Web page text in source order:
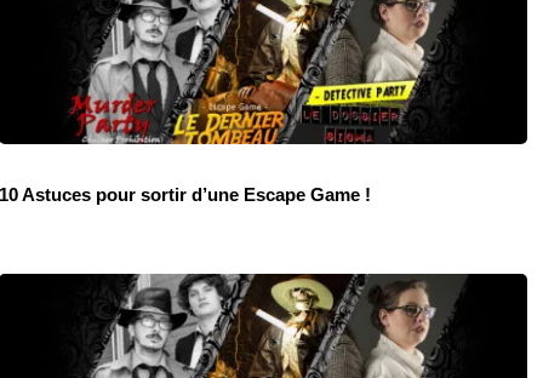
Astuces pour sortir d’une Escape Game !